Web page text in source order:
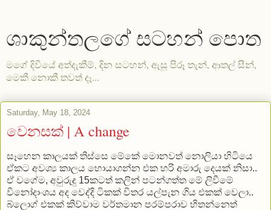
ශාකුන්තලගේ සටහන් පොත
මගේ දිවියේ අත්දැකීම්, දින සටහන්, ඇසූ පිරූ තැන්, ආතල් සීන්,
මෙකී නොකී තවත් දෑ...
Saturday, May 18, 2024
වෙනසක් | A change
සෑහෙන කාලයක් තිස්සෙ මේකේ මොනවත් නොලියා හිටියෙ
ඒකට අවශ්‍ය කාලය හොයාගන්න එක හරි අමාරු දෙයක් නිසා..
ඒ වගේම, අවුරුදු 15කටත් කලින් පටන්ගත්ත මේ ලිවීමේ
විනෝදාංශය අද වෙද්දි ටිකක් විතර යල්පැන ගිය එකක් වෙලා..
බ්ලොග් එකක් කිව්වාම වර්තමාන පරම්පරාව හිතන්නෙත්